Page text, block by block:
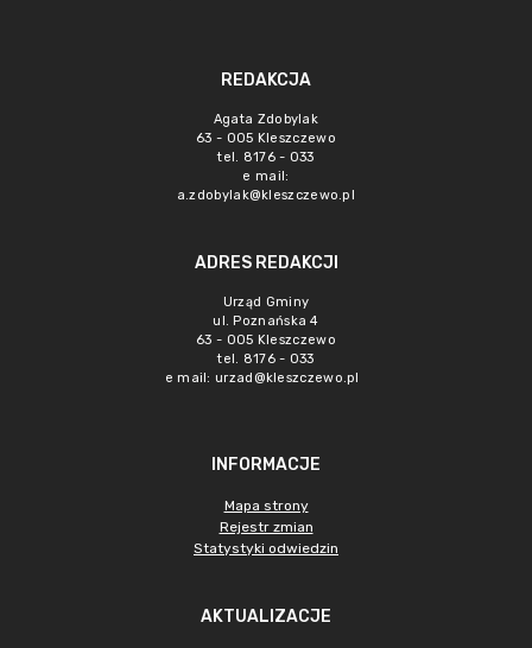
REDAKCJA
Agata Zdobylak
63 - 005 Kleszczewo
tel. 8176 - 033
e mail:
a.zdobylak@kleszczewo.pl
ADRES REDAKCJI
Urząd Gminy
ul. Poznańska 4
63 - 005 Kleszczewo
tel. 8176 - 033
e mail: urzad@kleszczewo.pl
INFORMACJE
Mapa strony
Rejestr zmian
Statystyki odwiedzin
AKTUALIZACJE